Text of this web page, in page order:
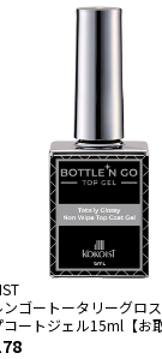
ゴートータリーグロ
コートジェル15ml【お